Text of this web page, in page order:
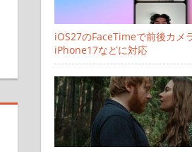
iOS27のFaceTimeで前後カメ
iPhone17などに対応